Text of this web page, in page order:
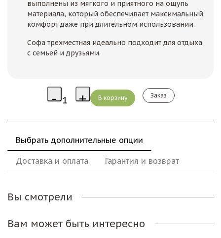
выполнены из мягкого и приятного на ощупь
материала, который обеспечивает максимальный
комфорт даже при длительном использовании.
Софа трехместная идеально подходит для отдыха
с семьей и друзьями.
Заказ
Выбрать дополнительные опции
Доставка и оплата Гарантия и возврат
Вы смотрели
Вам может быть интересно